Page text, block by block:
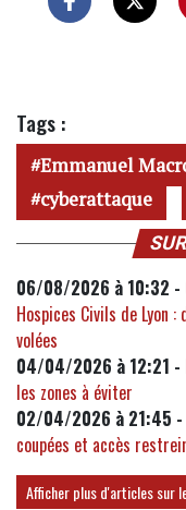
Tags :
Emmanuel
cyberattaque
06/08/2026 à 10:32 -
Hospices Civils de Lyon
volées
04/04/2026 à 12:21 -
les zones à éviter
02/04/2026 à 21:45 -
coupées et accès
Afficher plus d'articles sur